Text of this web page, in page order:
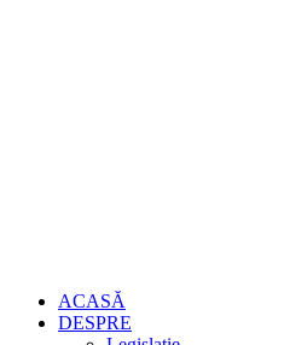
ACASĂ
DESPRE